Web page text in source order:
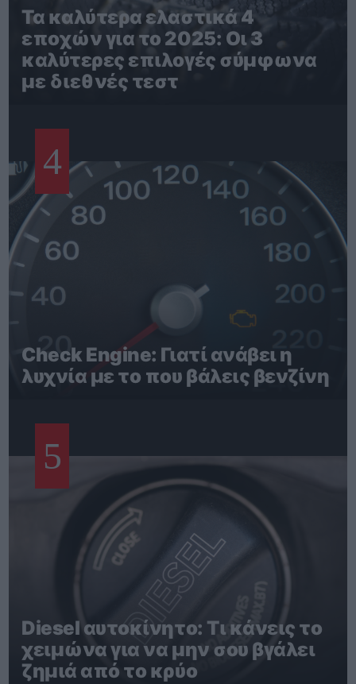
Τα καλύτερα ελαστικά 4
εποχών για το 2025: Οι 3
καλύτερες επιλογές σύμφωνα
με διεθνές τεστ
4
Check Engine: Γιατί ανάβει η
λυχνία με το που βάλεις βενζίνη
5
Diesel αυτοκίνητο: Τι κάνεις το
χειμώνα για να μην σου βγάλει
ζημιά από το κρύο